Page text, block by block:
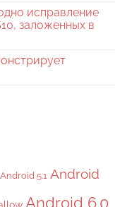
исправление
заложенных в
Android 5.1 Android
Android 6.0